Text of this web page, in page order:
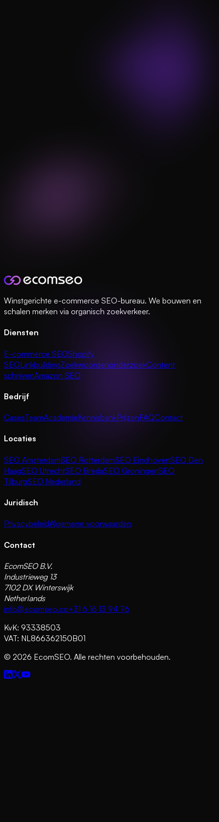
Winstgerichte e-commerce SEO-bureau. We bouwen en
schalen merken via organisch zoekverkeer.
Diensten
E-commerce SEOShopify
SEOLinkbuildingZoekwoordenonderzoekContent
schrijvenAmazon SEO
Bedrijf
CasesTeamAcademieKennisbankPrijzenFAQContact
Locaties
SEO AmsterdamSEO RotterdamSEO EindhovenSEO Den
HaagSEO UtrechtSEO BredaSEO GroningenSEO
TilburgSEO Nederland
Juridisch
PrivacybeleidAlgemene voorwaarden
Contact
EcomSEO B.V.
Industrieweg 13
7102 DX Winterswijk
Netherlands
info@ecomseo.co+31 6 16 13 94 76
KvK: 93338503
VAT: NL866362150B01
© 2026 EcomSEO. Alle rechten voorbehouden.